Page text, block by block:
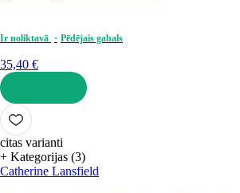
Ir noliktavā Pēdējais gabals
35,40 €
LIKT GROZĀ
citas varianti
+ Kategorijas (3)
Catherine Lansfield